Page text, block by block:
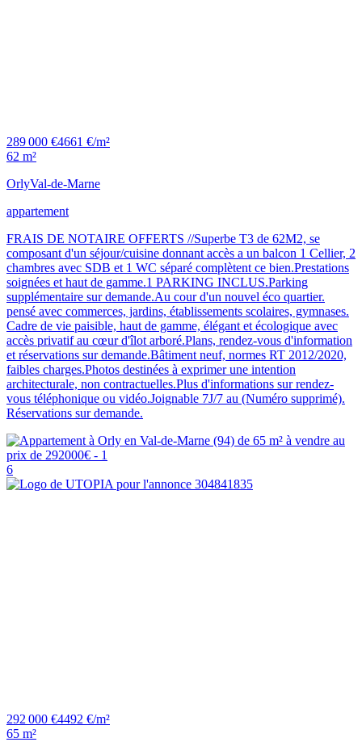
289 000 €4661 €/m²
62 m²
OrlyVal-de-Marne
appartement
FRAIS DE NOTAIRE OFFERTS //Superbe T3 de 62M2, se
composant d'un séjour/cuisine donnant accès a un balcon 1 Cellier, 2
chambres avec SDB et 1 WC séparé complètent ce bien.Prestations
soignées et haut de gamme.1 PARKING INCLUS.Parking
supplémentaire sur demande.Au cour d'un nouvel éco quartier.
pensé avec commerces, jardins, établissements scolaires, gymnases.
Cadre de vie paisible, haut de gamme, élégant et écologique avec
accès privatif au cœur d'îlot arboré.Plans, rendez-vous d'information
et réservations sur demande.Bâtiment neuf, normes RT 2012/2020,
faibles charges.Photos destinées à exprimer une intention
architecturale, non contractuelles.Plus d'informations sur rendez-
vous téléphonique ou vidéo.Joignable 7J/7 au (Numéro supprimé).
Réservations sur demande.
6
292 000 €4492 €/m²
65 m²